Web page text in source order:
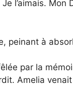
l’aimais. Mon
peinant à
par la
Amelia venait